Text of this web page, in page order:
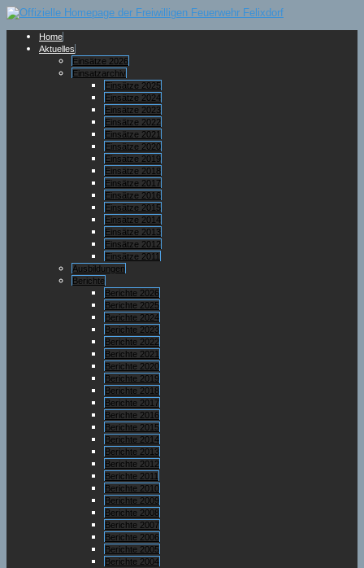
Home
Aktuelles
Einsätze 2026
Einsatzarchiv
Einsätze 2025
Einsätze 2024
Einsätze 2023
Einsätze 2022
Einsätze 2021
Einsätze 2020
Einsätze 2019
Einsätze 2018
Einsätze 2017
Einsätze 2016
Einsätze 2015
Einsätze 2014
Einsätze 2013
Einsätze 2012
Einsätze 2011
Ausbildungen
Berichte
Berichte 2026
Berichte 2025
Berichte 2024
Berichte 2023
Berichte 2022
Berichte 2021
Berichte 2020
Berichte 2019
Berichte 2018
Berichte 2017
Berichte 2016
Berichte 2015
Berichte 2014
Berichte 2013
Berichte 2012
Berichte 2011
Berichte 2010
Berichte 2009
Berichte 2008
Berichte 2007
Berichte 2006
Berichte 2005
Berichte 2004